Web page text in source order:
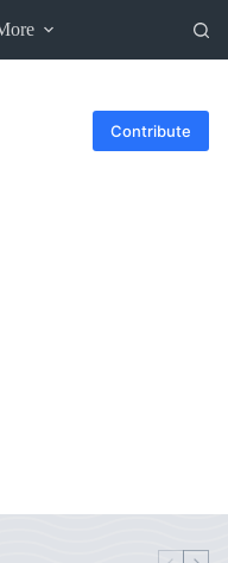
Contribute